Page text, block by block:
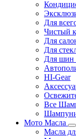
Для
Чистый
Для
Для
Для шин
HI-Gear
Все
Шампуни
Мото Масла
Масла